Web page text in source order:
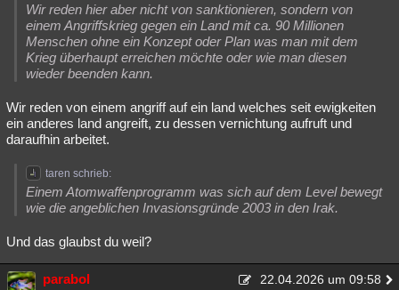
Wir reden hier aber nicht von sanktionieren, sondern von
einem Angriffskrieg gegen ein Land mit ca. 90 Millionen
Menschen ohne ein Konzept oder Plan was man mit dem
Krieg überhaupt erreichen möchte oder wie man diesen
wieder beenden kann.
Wir reden von einem angriff auf ein land welches seit ewigkeiten
ein anderes land angreift, zu dessen vernichtung aufruft und
daraufhin arbeitet.
taren schrieb:
Einem Atomwaffenprogramm was sich auf dem Level bewegt
wie die angeblichen Invasionsgründe 2003 in den Irak.
Und das glaubst du weil?
parabol 22.04.2026 um 09:58